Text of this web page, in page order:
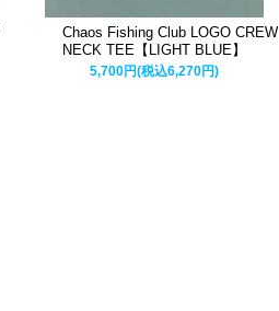
Chaos Fishing Club LOGO CREW
NECK TEE【LIGHT BLUE】
5,700円(税込6,270円)